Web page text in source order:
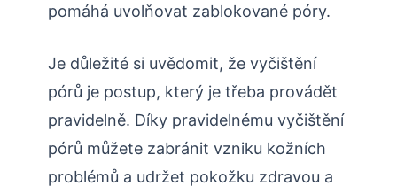
pomáhá uvolňovat zablokované póry.
Je důležité si uvědomit, že vyčištění
pórů je postup, který je třeba provádět
pravidelně. Díky pravidelnému vyčištění
pórů můžete zabránit vzniku kožních
problémů a udržet pokožku zdravou a